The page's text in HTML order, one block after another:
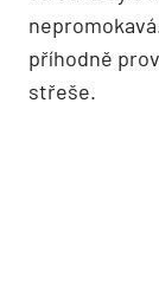
příhodně
střeše.